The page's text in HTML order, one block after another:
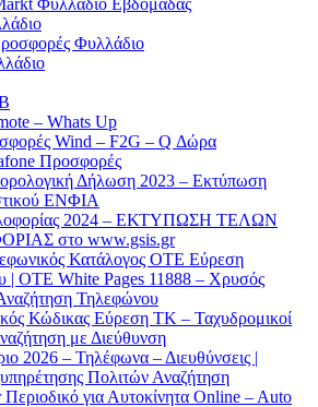
Φυλλάδιο Εβδομάδας
Φυλλάδιο
– Whats Up
Wind – F2G – Q Δώρα
Προσφορές
Δήλωση 2023 – Εκτύπωση
EΝΦΙΑ
2024 – ΕΚΤΥΠΩΣΗ ΤΕΛΩΝ
στο www.gsis.gr
Κατάλογος ΟΤΕ Εύρεση
| OTE White Pages 11888 – Χρυσός
Τηλεφώνου
Κώδικας Εύρεση ΤΚ – Ταχυδρομικοί
με Διεύθυνση
2026 – Τηλέφωνα – Διευθύνσεις |
Πολιτών Αναζήτηση
για Αυτοκίνητα Online – Auto